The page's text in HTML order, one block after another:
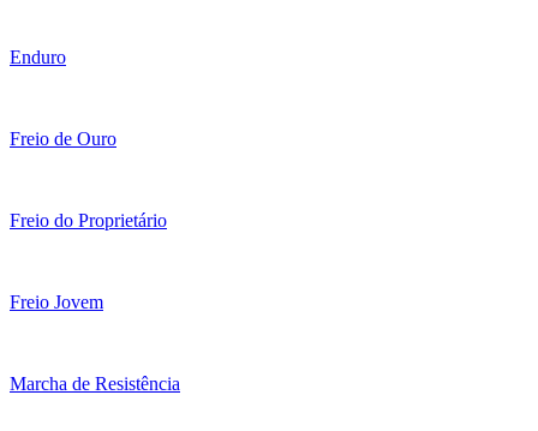
Enduro
Freio de Ouro
Freio do Proprietário
Freio Jovem
Marcha de Resistência